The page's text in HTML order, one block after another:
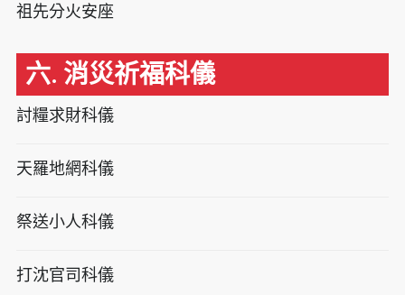
祖先分火安座
六. 消災祈福科儀
討糧求財科儀
天羅地網科儀
祭送小人科儀
打沈官司科儀